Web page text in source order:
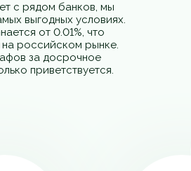
с рядом банков, мы
выгодных условиях.
от 0.01%, что
на российском рынке.
за досрочное
приветствуется.